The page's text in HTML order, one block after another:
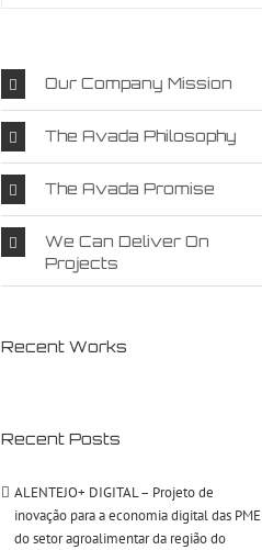
Our Company Mission
The Avada Philosophy
The Avada Promise
We Can Deliver On
Projects
Recent Works
Recent Posts
ALENTEJO+ DIGITAL – Projeto de
inovação para a economia digital das PME
do setor agroalimentar da região do